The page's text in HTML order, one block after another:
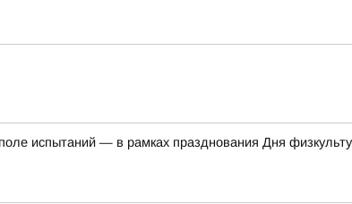
испытаний — в рамках празднования Дня